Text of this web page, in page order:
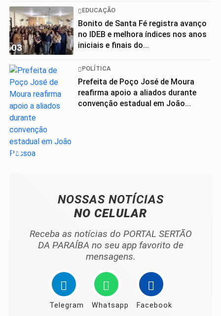
03
EDUCAÇÃO
Bonito de Santa Fé registra avanço
no IDEB e melhora índices nos anos
iniciais e finais do...
04
POLÍTICA
Prefeita de Poço José de Moura
reafirma apoio a aliados durante
convenção estadual em João...
NOSSAS NOTÍCIAS
NO CELULAR
Receba as notícias do PORTAL SERTÃO
DA PARAÍBA no seu app favorito de
mensagens.
Telegram Whatsapp Facebook